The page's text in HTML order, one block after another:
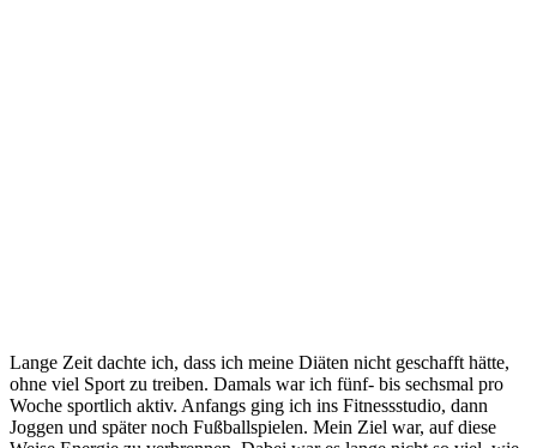
Lange Zeit dachte ich, dass ich meine Diäten nicht geschafft hätte,
ohne viel Sport zu treiben. Damals war ich fünf- bis sechsmal pro
Woche sportlich aktiv. Anfangs ging ich ins Fitnessstudio, dann
Joggen und später noch Fußballspielen. Mein Ziel war, auf diese